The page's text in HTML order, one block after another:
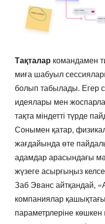
Тақталар командамен
миға шабуыл
болып табылады. Егер
идеялары мен
тақта міндетті түрде
Сонымен қатар,
жағдайында өте
адамдар арасындағы
жүзеге асырғыңыз
Заб Эванс айтқандай,
компаниялар
параметрлеріне